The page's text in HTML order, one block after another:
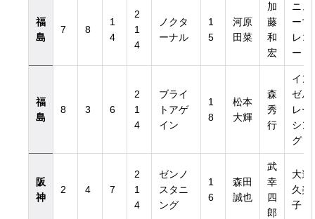
福
島
7 8
1
4
2
1
4
ノクタ
ーナル
1
5
河原
田菜
加
藤
和
宏
ニュ
ーマ
レコ
ード
福
島
8 3 6
2
1
4
ブライ
トアゲ
イン
1
8
松本
大輝
森
秀
行
イン
ゼル
レー
シン
グ
阪
神
2 4 7
2
1
4
ゼンノ
スタニ
ング
1
6
森田
誠也
武
幸
四
郎
大迫
久美
子